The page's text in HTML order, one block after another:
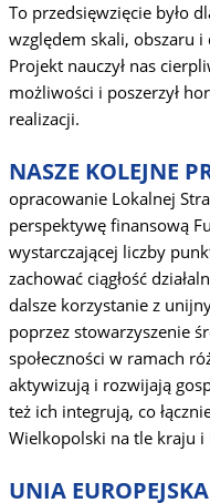
To przedsięwzięcie było
względem skali, obszaru
Projekt nauczył nas
możliwości i poszerzył
realizacji.
NASZE KOLEJNE
opracowanie Lokalnej
perspektywę finansową
wystarczającej liczby
zachować ciągłość
dalsze korzystanie z
poprzez stowarzyszenie
społeczności w ramach
aktywizują i rozwijają
też ich integrują, co
Wielkopolski na tle kraju i
UNIA